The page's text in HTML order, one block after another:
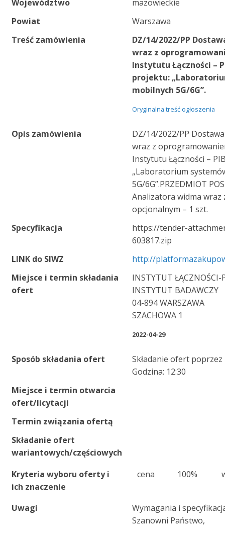
Województwo
mazowieckie
Powiat
Warszawa
Treść zamówienia
DZ/14/2022/PP
wraz z
Instytutu Łączności –
projektu:
mobilnych 5G/6G”.
Oryginalna treść ogłoszenia
Opis zamówienia
DZ/14/2022/PP
wraz z
Instytutu Łączności –
„Laboratorium
5G/6G”.PRZEDMIOT
Analizatora widma
opcjonalnym – 1 szt.
Specyfikacja
https://tender-
603817.zip
LINK do SIWZ
http://
Miejsce i termin składania
ofert
INSTYTUT ŁĄCZNOŚCI-
INSTYTUT BADAWCZY
04-894 WARSZAWA
SZACHOWA 1
2022-04-29
Sposób składania ofert
Składanie ofert
Godzina: 12:30
Miejsce i termin otwarcia
ofert/licytacji
Termin związania ofertą
Składanie ofert
wariantowych/częściowych
Kryteria wyboru oferty i
ich znaczenie
cena 100%
Uwagi
Wymagania i
Szanowni Państwo,